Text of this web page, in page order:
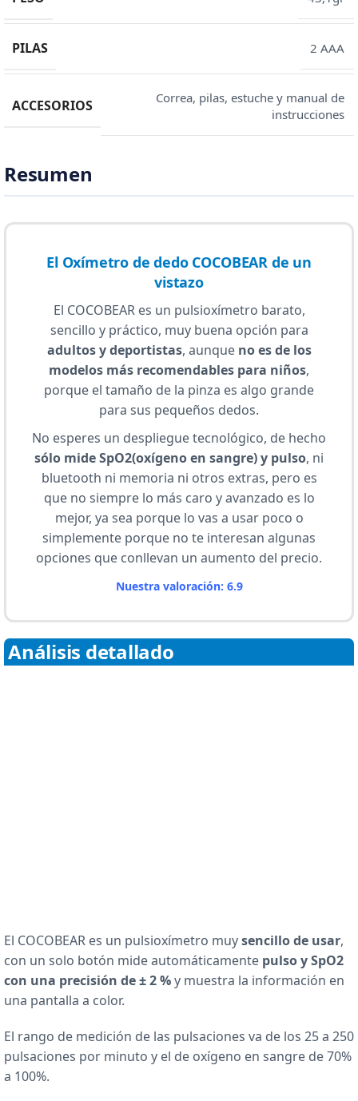
PILAS 2 AAA
ACCESORIOS
Correa, pilas, estuche y manual de
instrucciones
Resumen
El Oxímetro de dedo COCOBEAR de un
vistazo
El COCOBEAR es un pulsioxímetro barato,
sencillo y práctico, muy buena opción para
adultos y deportistas, aunque no es de los
modelos más recomendables para niños,
porque el tamaño de la pinza es algo grande
para sus pequeños dedos.
No esperes un despliegue tecnológico, de hecho
sólo mide SpO2(oxígeno en sangre) y pulso, ni
bluetooth ni memoria ni otros extras, pero es
que no siempre lo más caro y avanzado es lo
mejor, ya sea porque lo vas a usar poco o
simplemente porque no te interesan algunas
opciones que conllevan un aumento del precio.
Nuestra valoración: 6.9
Análisis detallado
El COCOBEAR es un pulsioxímetro muysencillo de usar,
con un solo botón mide automáticamente pulso y SpO2
con una precisión de ± 2 %y muestra la información en
una pantalla a color.
El rango de medición de las pulsaciones va de los 25 a 250
pulsaciones por minuto y el de oxígeno en sangre de 70%
a 100%.